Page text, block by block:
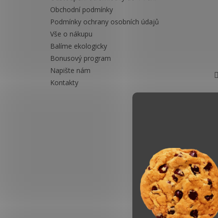
Obchodní podmínky
Podmínky ochrany osobních údajů
Vše o nákupu
Balíme ekologicky
Bonusový program
Napište nám
Kontakty